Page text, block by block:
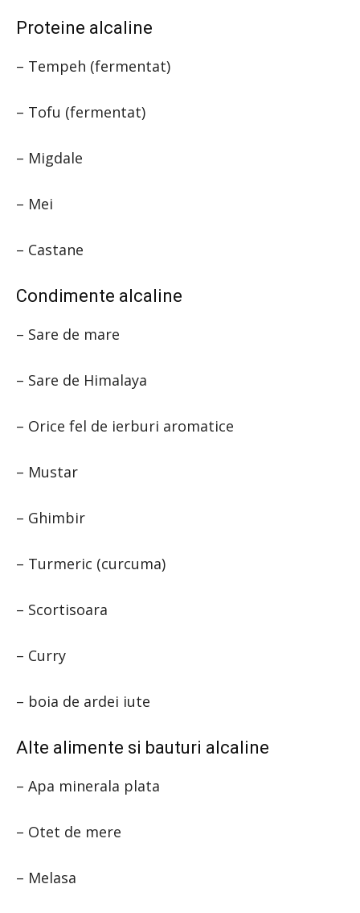
Proteine alcaline
– Tempeh (fermentat)
– Tofu (fermentat)
– Migdale
– Mei
– Castane
Condimente alcaline
– Sare de mare
– Sare de Himalaya
– Orice fel de ierburi aromatice
– Mustar
– Ghimbir
– Turmeric (curcuma)
– Scortisoara
– Curry
– boia de ardei iute
Alte alimente si bauturi alcaline
– Apa minerala plata
– Otet de mere
– Melasa